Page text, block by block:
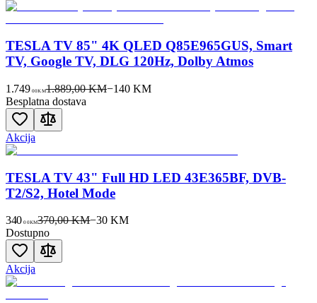
TESLA TV 85" 4K QLED Q85E965GUS, Smart
TV, Google TV, DLG 120Hz, Dolby Atmos
1.749 00KM1.889,00 KM−140KM
Besplatna dostava
Akcija
TESLA TV 43" Full HD LED 43E365BF, DVB-
T2/S2, Hotel Mode
340 00KM370,00 KM−30 KM
Dostupno
Akcija